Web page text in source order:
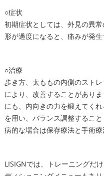
○症状
初期症状としては、外見の異
形が過度になると、痛みが発生
○治療
歩き方、太ももの内側のスト
により、改善することがあり
にも、内向きの力を鍛えてく
を用い、バランス調整すること
病的な場合は保存療法と手術
LISIGNでは、トレーニングだ